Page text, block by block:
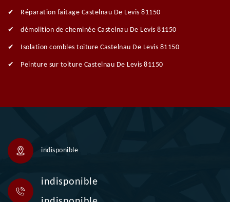
Réparation faitage Castelnau De Levis 81150
démolition de cheminée Castelnau De Levis 81150
Isolation combles toiture Castelnau De Levis 81150
Peinture sur toiture Castelnau De Levis 81150
indisponible
indisponible